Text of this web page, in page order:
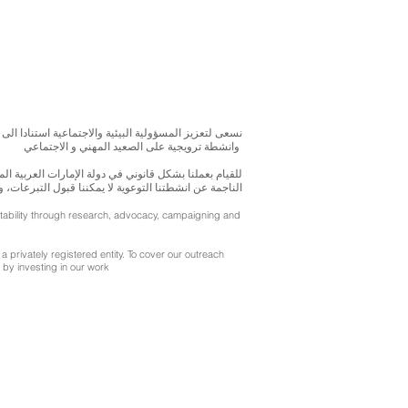
نسعى لتعزيز المسؤولية البيئية والاجتماعية استنادا
للقيام بعملنا بشكل قانوني في دولة الإمارات
الناجمة عن انشطتنا التوعوية لا يمكننا قبول
through research, advocacy, campaigning and
privately registered entity. To cover our outreach
investing in our work